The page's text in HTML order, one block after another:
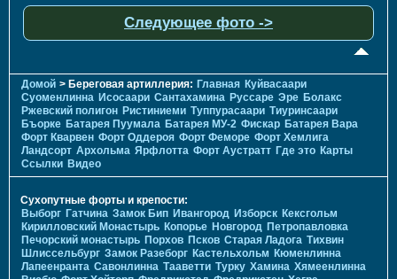
Следующее фото ->
Домой > Береговая артиллерия: Главная Куйвасаари
Суоменлиннa Исосаари Сантахамина Руссаре Эре Болакс
Ржевский полигон Ристиниеми Туппурасаари Тиуринсаари
Бъорке Батарея Пуумала Батарея МУ-2 Фискар Батарея Вара
Форт Кварвен Форт Оддероя Форт Феморе Форт Хемлига
Ландсорт Архольма Ярфлотта Форт Аустратт Где это Карты
Ссылки Видео
Сухопутные форты и крепости:
Выборг Гатчина Замок Бип Ивангород Изборск Кексгольм
Кирилловский Монастырь Копорье Новгород Петропавловка
Печорcкий монастырь Порхов Псков Старая Ладога Тихвин
Шлиссельбург Замок Разеборг Кастельхольм Кюменлинна
Лапеенранта Савонлинна Тааветти Турку Хамина Хямеенлинна